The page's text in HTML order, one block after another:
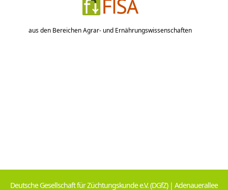
aus den Bereichen Agrar- und Ernährungswissenschaften
Deutsche Gesellschaft für Züchtungskunde e.V. (DGfZ) | Adenauerallee